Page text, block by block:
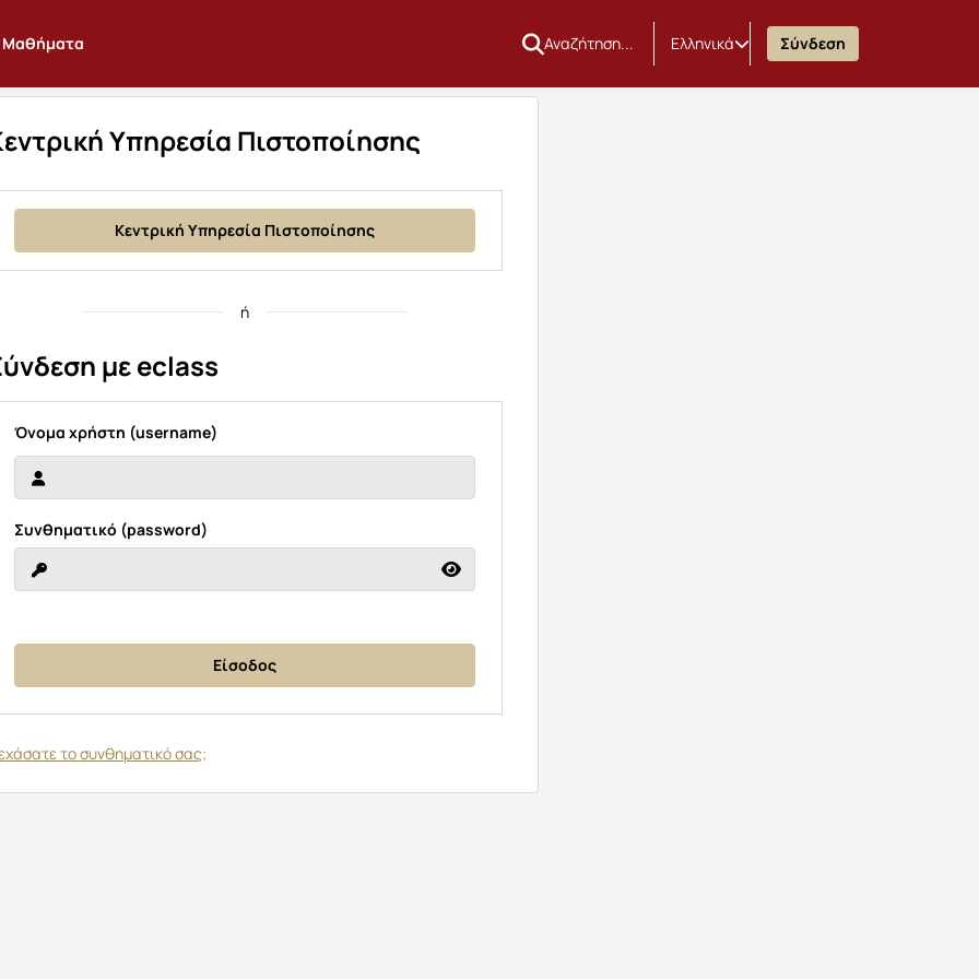
Μαθήματα Ελληνικά Σύνδεση
Υπηρεσία Πιστοποίησης
Κεντρική Υπηρεσία Πιστοποίησης
ή
με eclass
Όνομα χρήστη (username)
Συνθηματικό (password)
το συνθηματικό σας;